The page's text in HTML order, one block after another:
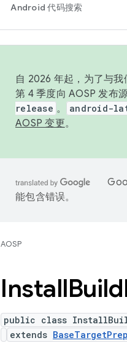
Android 代码搜索
自 2026 年起，为了与
第 4 季度向 AOSP 发布
release 。 android-
AOSP 变更。
能包含错误。
AOSP
InstallBuild
public class
extends